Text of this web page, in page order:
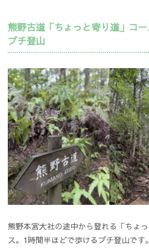
熊野古道「ちょっと寄り道」コ
プチ登山
熊野本宮大社の途中から登れる「ちょ
ス。1時間半ほどで歩けるプチ登山です。